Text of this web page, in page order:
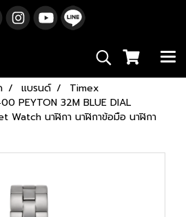
แบรนด์
Timex
PEYTON 32M BLUE DIAL
Watch นาฬิกา นาฬิกาข้อมือ นาฬิกา